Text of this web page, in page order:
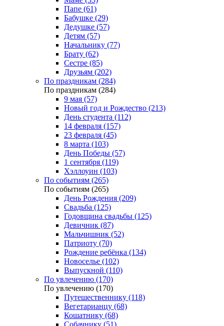
Папе (61)
Бабушке (29)
Дедушке (57)
Детям (57)
Начальнику (77)
Брату (62)
Сестре (85)
Друзьям (202)
По праздникам (284)
По праздникам (284)
9 мая (57)
Новый год и Рождество (213)
День студента (112)
14 февраля (157)
23 февраля (45)
8 марта (103)
День Победы (57)
1 сентября (119)
Хэллоуин (103)
По событиям (265)
По событиям (265)
День Рождения (209)
Свадьба (125)
Годовщина свадьбы (125)
Девичник (87)
Мальчишник (52)
Патриоту (70)
Рождение ребёнка (134)
Новоселье (102)
Выпускной (110)
По увлечению (170)
По увлечению (170)
Путешественнику (118)
Вегетарианцу (68)
Кошатнику (68)
Собачнику (51)